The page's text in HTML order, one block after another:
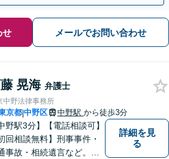
せ メールでお問い合わせ
晃海 弁護士
中野法律事務所
京都|中野区 中野駅 から徒歩3分
野駅3分】【電話相談可】
回相談無料】刑事事件・
事故・相続遺言など。フ
詳細を見
る